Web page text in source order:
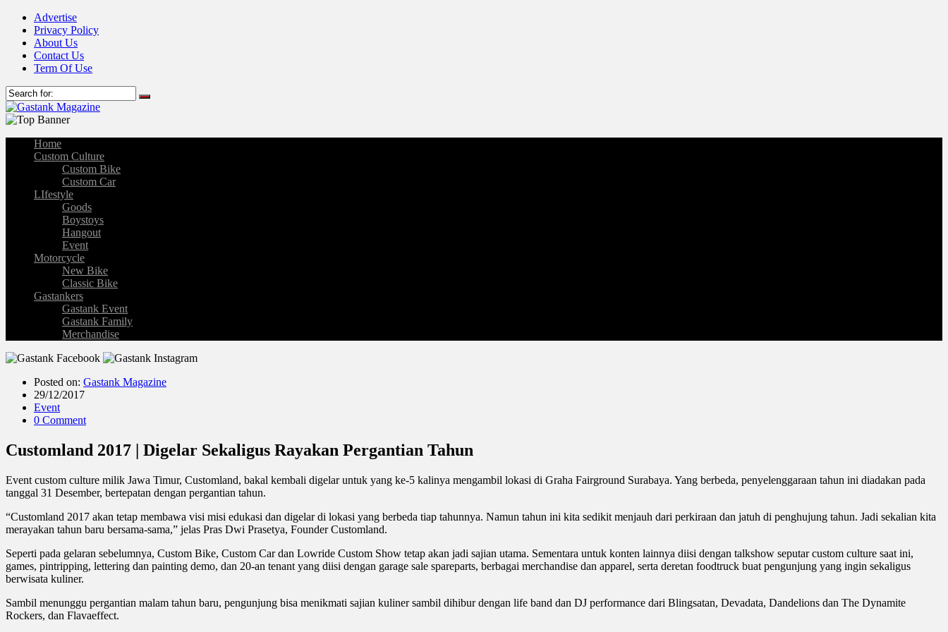
Advertise
Privacy Policy
About Us
Contact Us
Term Of Use
Home
Custom Culture
Custom Bike
Custom Car
LIfestyle
Goods
Boystoys
Hangout
Event
Motorcycle
New Bike
Classic Bike
Gastankers
Gastank Event
Gastank Family
Merchandise
Posted on: Gastank Magazine
29/12/2017
Event
0 Comment
Customland 2017 | Digelar Sekaligus Rayakan Pergantian Tahun
Event custom culture milik Jawa Timur, Customland, bakal kembali digelar untuk yang ke-5 kalinya mengambil lokasi di Graha Fairground Surabaya. Yang berbeda, penyelenggaraan tahun ini diadakan pada
tanggal 31 Desember, bertepatan dengan pergantian tahun.
“Customland 2017 akan tetap membawa visi misi edukasi dan digelar di lokasi yang berbeda tiap tahunnya. Namun tahun ini kita sedikit menjauh dari perkiraan dan jatuh di penghujung tahun. Jadi sekalian kita
merayakan tahun baru bersama-sama,” jelas Pras Dwi Prasetya, Founder Customland.
Seperti pada gelaran sebelumnya, Custom Bike, Custom Car dan Lowride Custom Show tetap akan jadi sajian utama. Sementara untuk konten lainnya diisi dengan talkshow seputar custom culture saat ini,
games, pintripping, lettering dan painting demo, dan 20-an tenant yang diisi dengan garage sale spareparts, berbagai merchandise dan apparel, serta deretan foodtruck buat pengunjung yang ingin sekaligus
berwisata kuliner.
Sambil menunggu pergantian malam tahun baru, pengunjung bisa menikmati sajian kuliner sambil dihibur dengan life band dan DJ performance dari Blingsatan, Devadata, Dandelions dan The Dynamite
Rockers, dan Flavaeffect.